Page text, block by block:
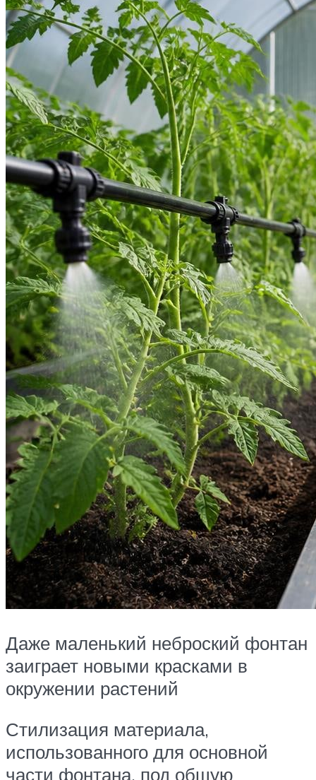
Даже маленький неброский фонтан
заиграет новыми красками в
окружении растений
Стилизация материала,
использованного для основной
части фонтана, под общую